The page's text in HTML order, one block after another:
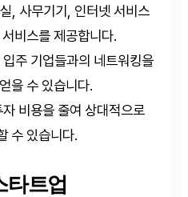
, 사무기기, 인터넷 서비스
비스를 제공합니다.
입주 기업들과의 네트워킹을
을 수 있습니다.
자 비용을 줄여 상대적으로
수 있습니다.
타트업